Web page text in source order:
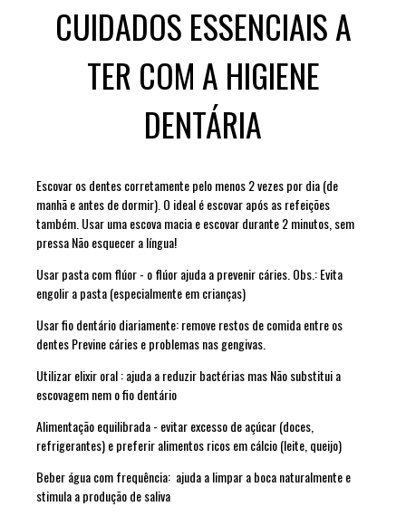
CUIDADOS ESSENCIAIS A
TER COM A HIGIENE
DENTÁRIA
Escovar os dentes corretamente pelo menos2 vezes por dia (de
manhã e antes de dormir). O ideal é escovar após as refeições
também. Usar uma escova macia e escovar durante 2 minutos, sem
pressa Não esquecer a língua!
Usar pasta com flúor- o flúor ajuda a prevenir cáries. Obs.: Evita
engolir a pasta (especialmente em crianças)
Usar fio dentário diariamente: remove restos de comida entre os
dentes Previne cáries e problemas nas gengivas.
Utilizar elixir oral: ajuda a reduzir bactérias mas Não substitui a
escovagem nem o fio dentário
Alimentação equilibrada- evitar excesso de açúcar (doces,
refrigerantes) e preferir alimentos ricos em cálcio (leite, queijo)
Beber água com frequência: ajuda a limpar a boca naturalmente e
stimula a produção de saliva